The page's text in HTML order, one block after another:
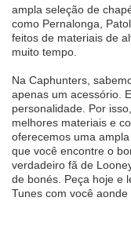
ampla seleção de
como Pernalonga,
feitos de materiais de
muito tempo.
Na Caphunters,
apenas um acessório.
personalidade. Por
melhores materiais e
oferecemos uma
que você encontre o
verdadeiro fã de
de bonés. Peça hoje e
Tunes com você